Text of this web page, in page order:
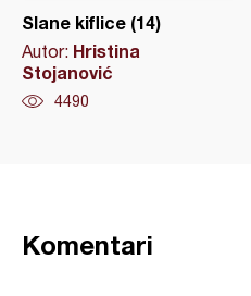
Slane kiflice (14)
Autor: Hristina
Stojanović
4490
Komentari